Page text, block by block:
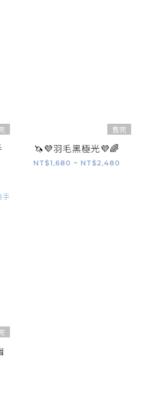
售完
🦄️💜羽毛黑極光💜🌈
NT$1,680 ~ NT$2,480